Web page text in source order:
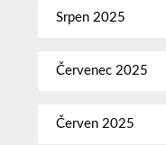
Srpen 2025
Červenec 2025
Červen 2025